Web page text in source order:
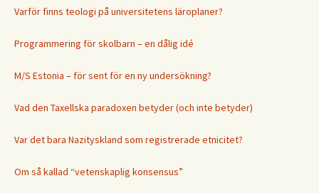
Varför finns teologi på universitetens läroplaner?
Programmering för skolbarn – en dålig idé
M/S Estonia – för sent för en ny undersökning?
Vad den Taxellska paradoxen betyder (och inte betyder)
Var det bara Nazityskland som registrerade etnicitet?
Om så kallad “vetenskaplig konsensus”